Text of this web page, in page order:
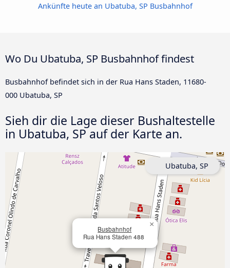
Ankünfte heute an Ubatuba, SP Busbahnhof
Wo Du Ubatuba, SP Busbahnhof findest
Busbahnhof befindet sich in der Rua Hans Staden, 11680-
000 Ubatuba, SP
Sieh dir die Lage dieser Bushaltestelle
in Ubatuba, SP auf der Karte an.
Busbahnhof
Rua Hans Staden 488
×
Ubatuba, SP